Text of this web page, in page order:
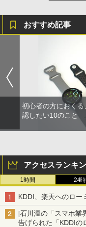
おすすめ記事
初心者の方におく
認したい10のこと
アクセスランキ
1時間 24
KDDI、楽天へのロー
[石川温の「スマホ業
告げられた「KDDIの